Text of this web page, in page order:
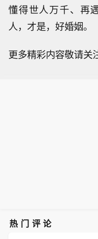
懂得世人万千、再
人，才是，好婚姻。
更多精彩内容敬请关
热门评论